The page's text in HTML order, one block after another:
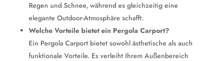
Regen und Schnee, während es gleichzeitig eine
elegante Outdoor-Atmosphäre schafft.
Welche Vorteile bietet ein Pergola Carport?
Ein Pergola Carport bietet sowohl ästhetische als auch
funktionale Vorteile. Es verleiht Ihrem Außenbereich